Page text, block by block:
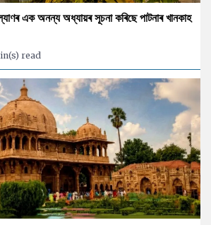
এক অনন্য অধ্যায়ৰ সূচনা কৰিছে পাটনাৰ খানকাহ
read